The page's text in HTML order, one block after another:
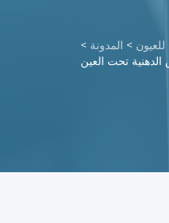
> المدونة >
الدهنية تحت العين